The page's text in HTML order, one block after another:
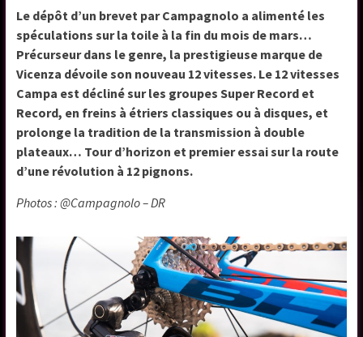
Le dépôt d’un brevet par Campagnolo a alimenté les
spéculations sur la toile à la fin du mois de mars…
Précurseur dans le genre, la prestigieuse marque de
Vicenza dévoile son nouveau 12 vitesses. Le 12 vitesses
Campa est décliné sur les groupes Super Record et
Record, en freins à étriers classiques ou à disques, et
prolonge la tradition de la transmission à double
plateaux… Tour d’horizon et premier essai sur la route
d’une révolution à 12 pignons.
Photos : @Campagnolo – DR